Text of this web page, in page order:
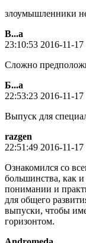
злоумышленники
В...а
23:10:53 2016-11-17
Сложно
Б...а
22:53:23 2016-11-17
Выпуск для
razgen
22:51:49 2016-11-17
Ознакомился со
большинства, как
понимании и
для общего
выпуски, чтобы
горизонтом.